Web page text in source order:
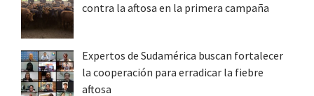
contra la aftosa en la primera campaña
Expertos de Sudamérica buscan fortalecer
la cooperación para erradicar la fiebre
aftosa